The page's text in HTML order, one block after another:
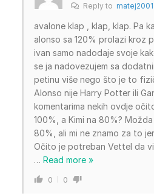
Reply to matej2001
avalone klap , klap, klap. Pa
alonso sa 120% prolazi kroz
ivan samo nadodaje svoje
se ja nadovezujem sa
petinu više nego što je to
Alonso nije Harry Potter ili
komentarima nekih ovdje
100%, a Kimi na 80%?
80%, ali mi ne znamo za to
Očito je potreban Vettel da
… Read more »
0 0